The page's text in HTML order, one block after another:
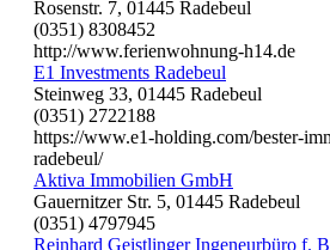
Rosenstr. 7, 01445 Radebeul
(0351) 8308452
http://www.ferienwohnung-h14.de
E1 Investments Radebeul
Steinweg 33, 01445 Radebeul
(0351) 2722188
https://www.e1-holding.com/bester-
radebeul/
Aktiva Immobilien GmbH
Gauernitzer Str. 5, 01445 Radebeul
(0351) 4797945
Reinhard Geistlinger Ingeneurbüro f.